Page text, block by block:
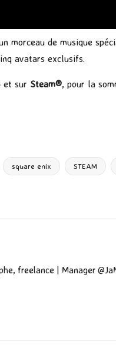
morceau de musique
avatars exclusifs.
et sur Steam®, pour la
square enix STEAM
freelance | Manager